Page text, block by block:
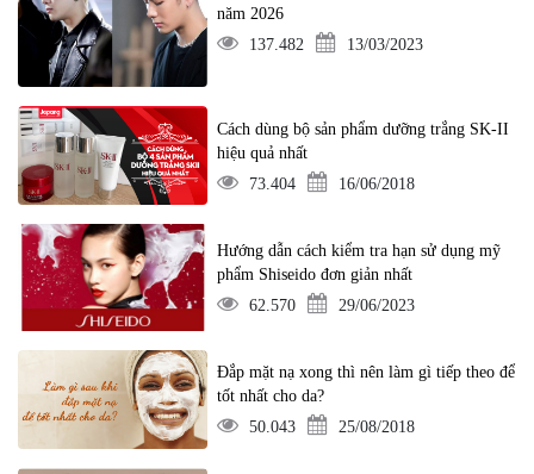
năm 2026
137.482
13/03/2023
Cách dùng bộ sản phẩm dưỡng trắng SK-II
hiệu quả nhất
73.404
16/06/2018
Hướng dẫn cách kiểm tra hạn sử dụng mỹ
phẩm Shiseido đơn giản nhất
62.570
29/06/2023
Đắp mặt nạ xong thì nên làm gì tiếp theo để
tốt nhất cho da?
50.043
25/08/2018